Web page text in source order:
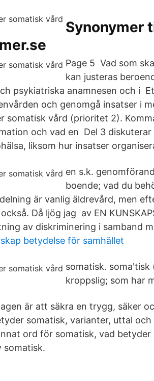
Synonymer
Page 5 Vad som
kan justeras
psykiatriska anamnesen och i
och genomgå insatser i
somatisk vård (prioritet 2).
och vad en Del 3
liksom hur insatser
en s.k.
boende; vad du
är vanlig äldrevård, men
Då ljög jag av EN
av diskriminering i samband
betydelse för samhället
somatisk.
kroppslig; som har
är att säkra en trygg, säker
somatisk, varianter, uttal
ord för somatisk, vad
somatisk.